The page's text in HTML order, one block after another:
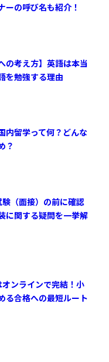
ーの呼び名も紹介！
の考え方】英語は本当
を勉強する理由
内留学って何？どんな
？
（面接）の前に確認
に関する疑問を一挙解
ンラインで完結！小
る合格への最短ルート